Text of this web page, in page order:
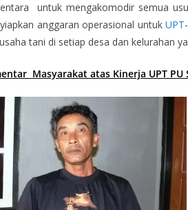
untuk mengakomodir semua
anggaran operasional untukUPT
tani di setiap desa dan kelurahan
Masyarakat atas Kinerja UPT PU